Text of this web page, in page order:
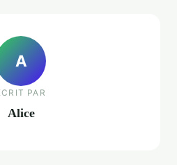
A
PAR
Alice